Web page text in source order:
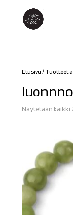
Etusivu / Tuotteet
Näytetään kaikki